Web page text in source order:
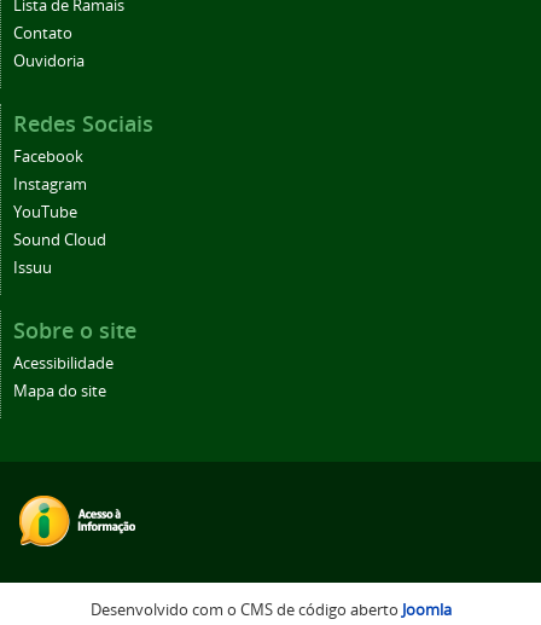
Lista de Ramais
Contato
Ouvidoria
Redes Sociais
Facebook
Instagram
YouTube
Sound Cloud
Issuu
Sobre o site
Acessibilidade
Mapa do site
Desenvolvido com o CMS de código aberto Joomla